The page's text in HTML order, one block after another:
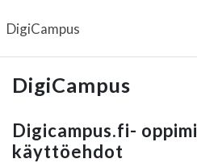
DigiCampus
DigiCampus
Digicampus.fi-
käyttöehdot